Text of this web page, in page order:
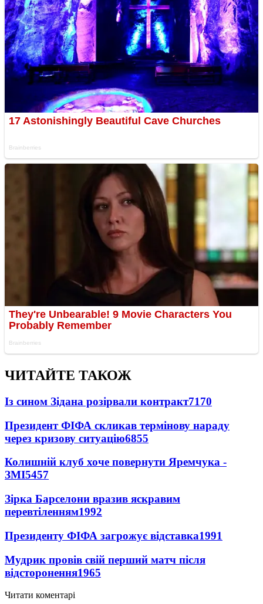
ЧИТАЙТЕ ТАКОЖ
Із сином Зідана розірвали контракт7170
Президент ФІФА скликав термінову нараду
через кризову ситуацію6855
Колишній клуб хоче повернути Яремчука -
ЗМІ5457
Зірка Барселони вразив яскравим
перевтіленням1992
Президенту ФІФА загрожує відставка1991
Мудрик провів свій перший матч після
відсторонення1965
Читати коментарі